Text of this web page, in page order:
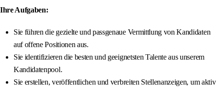
Ihre Aufgaben:
Sie führen die gezielte und passgenaue Vermittlung von Kandidaten
auf offene Positionen aus.
Sie identifizieren die besten und geeignetsten Talente aus unserem
Kandidatenpool.
Sie erstellen, veröffentlichen und verbreiten Stellenanzeigen, um aktiv